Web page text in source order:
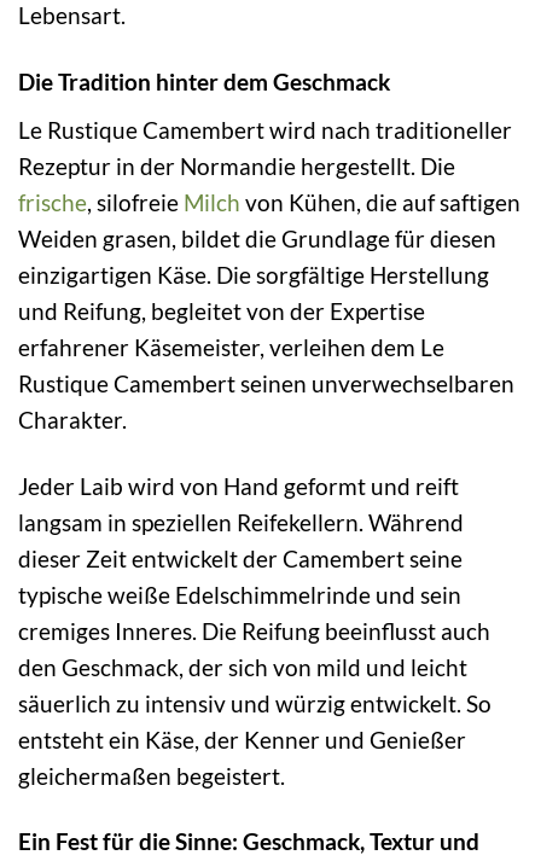
Lebensart.
Die Tradition hinter dem Geschmack
Le Rustique Camembert wird nach traditioneller
Rezeptur in der Normandie hergestellt. Die
frische , silofreie Milch von Kühen, die auf saftigen
Weiden grasen, bildet die Grundlage für diesen
einzigartigen Käse. Die sorgfältige Herstellung
und Reifung, begleitet von der Expertise
erfahrener Käsemeister, verleihen dem Le
Rustique Camembert seinen unverwechselbaren
Charakter.
Jeder Laib wird von Hand geformt und reift
langsam in speziellen Reifekellern. Während
dieser Zeit entwickelt der Camembert seine
typische weiße Edelschimmelrinde und sein
cremiges Inneres. Die Reifung beeinflusst auch
den Geschmack, der sich von mild und leicht
säuerlich zu intensiv und würzig entwickelt. So
entsteht ein Käse, der Kenner und Genießer
gleichermaßen begeistert.
Ein Fest für die Sinne: Geschmack, Textur und